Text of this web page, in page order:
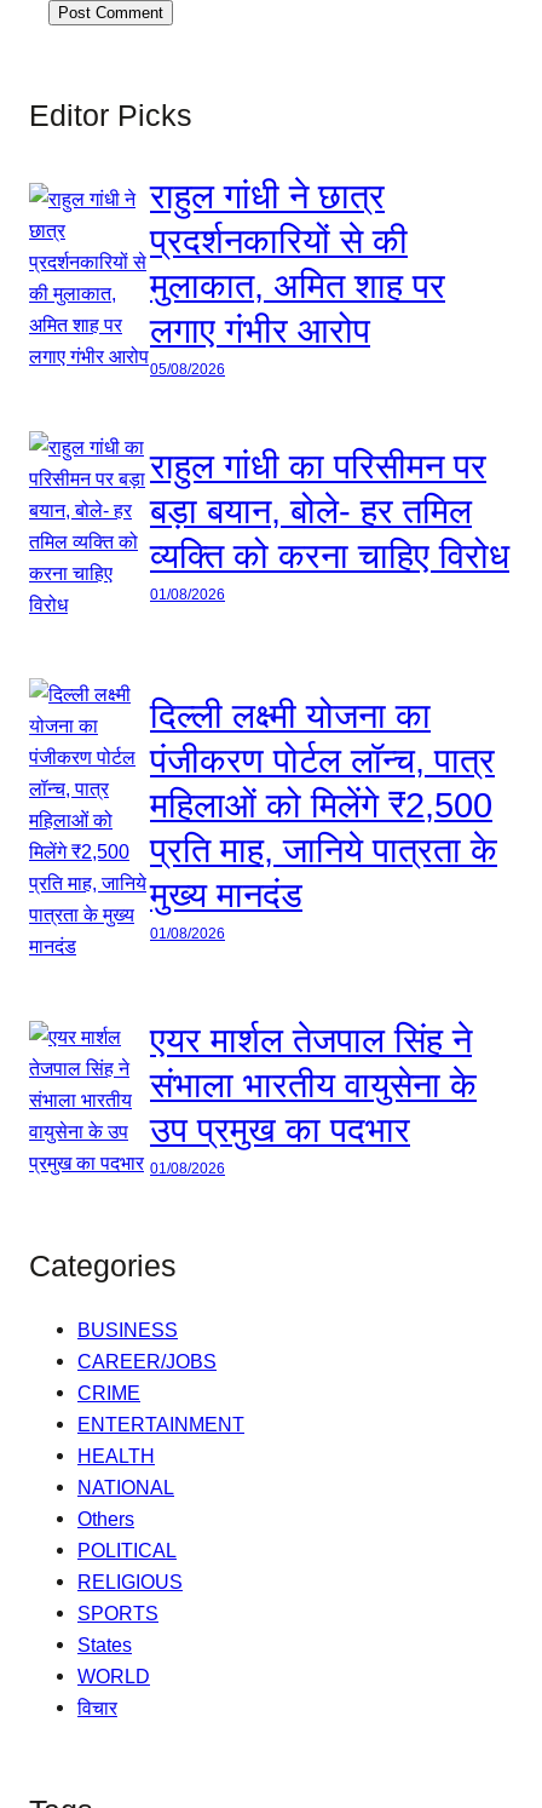
Editor Picks
राहुल गांधी ने छात्र
प्रदर्शनकारियों से की
मुलाकात, अमित शाह पर
लगाए गंभीर आरोप
05/08/2026
राहुल गांधी का परिसीमन पर
बड़ा बयान, बोले- हर तमिल
व्यक्ति को करना चाहिए विरोध
01/08/2026
दिल्ली लक्ष्मी योजना का
पंजीकरण पोर्टल लॉन्च, पात्र
महिलाओं को मिलेंगे ₹2,500
प्रति माह, जानिये पात्रता के
मुख्य मानदंड
01/08/2026
एयर मार्शल तेजपाल सिंह ने
संभाला भारतीय वायुसेना के
उप प्रमुख का पदभार
01/08/2026
Categories
BUSINESS
CAREER/JOBS
CRIME
ENTERTAINMENT
HEALTH
NATIONAL
Others
POLITICAL
RELIGIOUS
SPORTS
States
WORLD
विचार